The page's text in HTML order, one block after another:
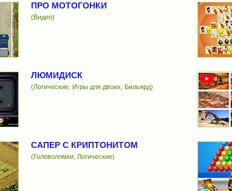
ПРО МОТОГОНКИ
(Видео)
ЛЮМИДИСК
(Логические, Игры для двоих, Бильярд)
САПЕР С КРИПТОНИТОМ
(Головоломки, Логические)